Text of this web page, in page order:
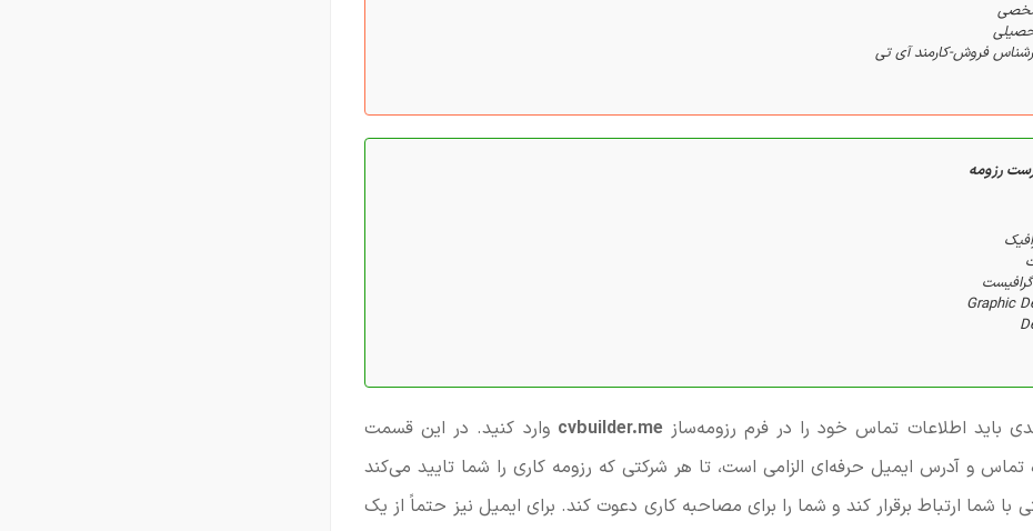
فروش-کارمند آی تی
رزومه
Graphic
باید اطلاعات تماس خود را در فرم رزومه‌سازcvbuilder.me وارد کنید. در این قسمت
و آدرس ایمیل حرفه‌ای الزامی است، تا هر شرکتی که رزومه کاری را شما تایید می‌کند
با شما ارتباط برقرار کند و شما را برای مصاحبه کاری دعوت کند. برای ایمیل نیز حتماً از یک